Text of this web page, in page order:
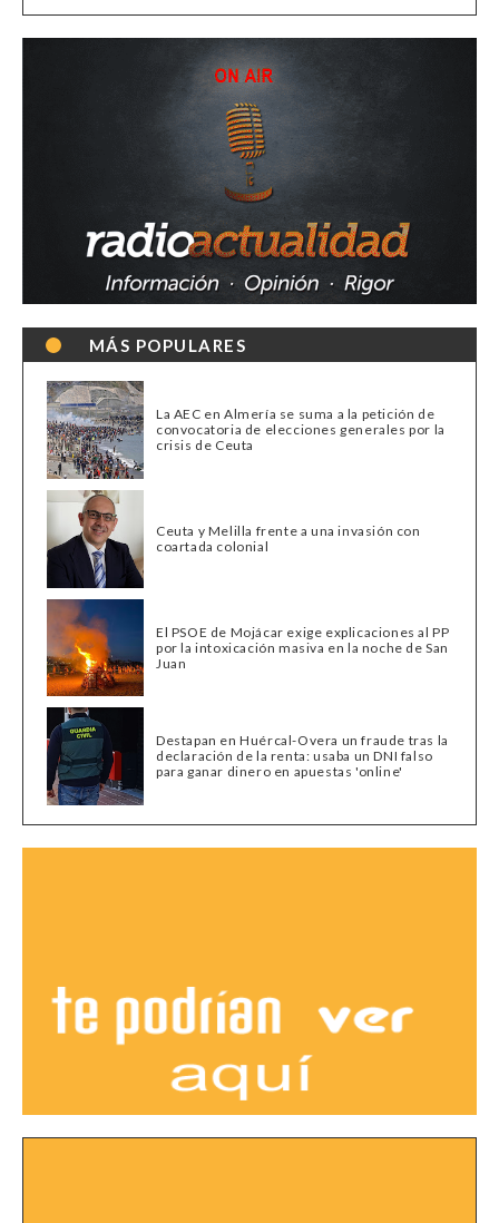
MÁS POPULARES
La AEC en Almería se suma a la petición de
convocatoria de elecciones generales por la
crisis de Ceuta
Ceuta y Melilla frente a una invasión con
coartada colonial
El PSOE de Mojácar exige explicaciones al PP
por la intoxicación masiva en la noche de San
Juan
Destapan en Huércal-Overa un fraude tras la
declaración de la renta: usaba un DNI falso
para ganar dinero en apuestas 'online'